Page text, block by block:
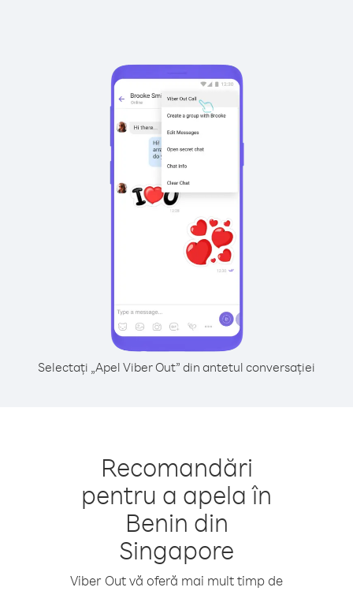
Selectați „Apel Viber Out” din antetul conversației
Recomandări
pentru a apela în
Benin din
Singapore
Viber Out vă oferă mai mult timp de